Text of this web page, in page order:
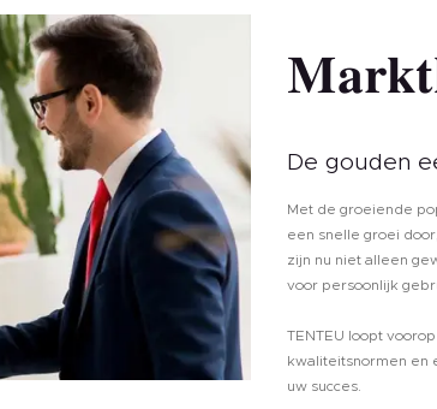
De gouden
Met de groeiende
een snelle groei
zijn nu niet alleen
voor persoonlijk
TENTEU loopt
kwaliteitsnormen en
uw succes.